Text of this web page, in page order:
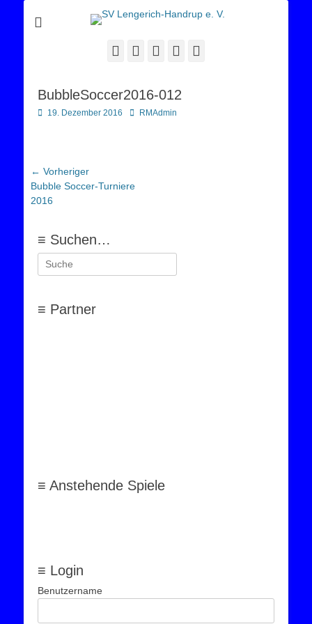
SV Lengerich-
Handrup e. V.
Sportverein Lengerich Handrup
Facebook
Twitter YouTube
BubbleSoccer2016-012
Posted
19. Dezember 2016 AutorRMAdmin
Beitragsnavigation
← Vorheriger
Vorheriger
Beitrag:
Bubble Soccer-Turniere
2016
≡ Suchen…
Suchen
nach:
≡ Partner
≡ Anstehende Spiele
≡ Login
Benutzername